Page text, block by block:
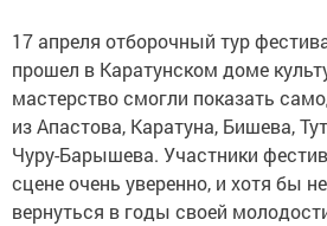
17 апреля отборочный тур
прошел в Каратунском доме
мастерство смогли показать
из Апастова, Каратуна, Бишева,
Чуру-Барышева. Участники
сцене очень уверенно, и хотя бы
вернуться в годы своей